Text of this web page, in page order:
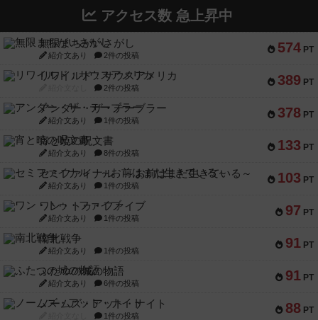
アクセス数 急上昇中
574 PT
無限まちがいさがし
紹介文あり 2件の投稿
389 PT
リワイルド：サウスアメリカ
2件の投稿
378 PT
アンダー・ザ・テーブラー
紹介文あり 1件の投稿
133 PT
宵と暁の呪文書
紹介文あり 8件の投稿
103 PT
セミファイナル ～お前はまだ生きている～
紹介文あり 1件の投稿
97 PT
ワン・トゥ・ファイブ
紹介文あり 1件の投稿
91 PT
南北戦争
紹介文あり 1件の投稿
91 PT
ふたつの城の物語
紹介文あり 6件の投稿
88 PT
ノームズ・アット・ナイト
1件の投稿